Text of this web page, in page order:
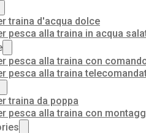
traina d'acqua dolce
pesca alla traina in acqua
pesca alla traina con
pesca alla traina
traina da poppa
pesca alla traina con